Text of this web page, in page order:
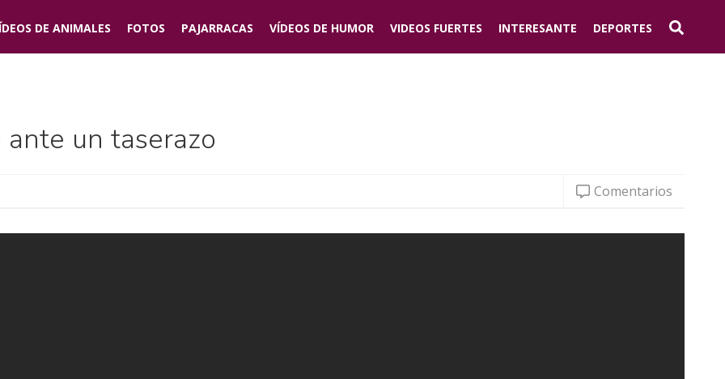
DE ANIMALES FOTOS PAJARRACAS VÍDEOS DE HUMOR VIDEOS FUERTES INTERESANTE DEPORTES
un taserazo
Comentarios